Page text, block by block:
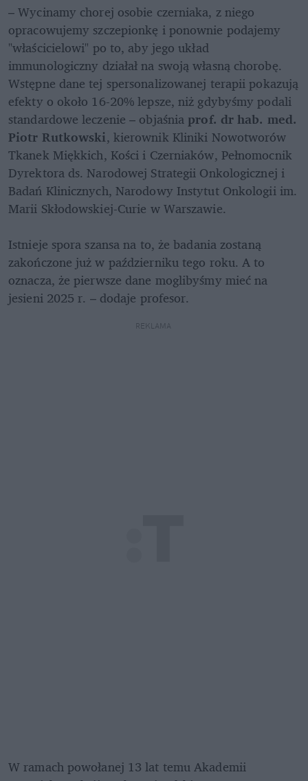
– Wycinamy chorej osobie czerniaka, z niego
opracowujemy szczepionkę i ponownie podajemy
"właścicielowi" po to, aby jego układ
immunologiczny działał na swoją własną chorobę.
Wstępne dane tej spersonalizowanej terapii pokazują
efekty o około 16-20% lepsze, niż gdybyśmy podali
standardowe leczenie – objaśnia prof. dr hab. med.
Piotr Rutkowski, kierownik Kliniki Nowotworów
Tkanek Miękkich, Kości i Czerniaków, Pełnomocnik
Dyrektora ds. Narodowej Strategii Onkologicznej i
Badań Klinicznych, Narodowy Instytut Onkologii im.
Marii Skłodowskiej-Curie w Warszawie.
Istnieje spora szansa na to, że badania zostaną
zakończone już w październiku tego roku. A to
oznacza, że pierwsze dane moglibyśmy mieć na
jesieni 2025 r. – dodaje profesor.
REKLAMA
W ramach powołanej 13 lat temu Akademii